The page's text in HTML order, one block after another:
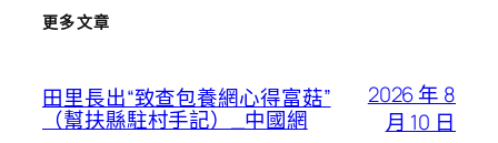
更多文章
田里長出“致查包養網心得富菇”
（幫扶縣駐村手記）_中國網
2026 年 8
月 10 日